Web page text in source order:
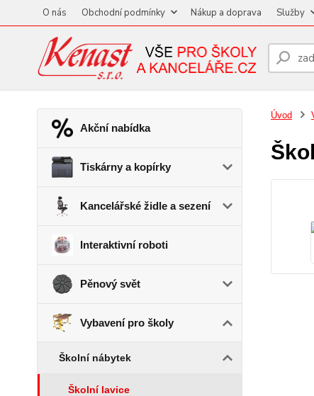
O nás Obchodní podmínky Nákup a doprava Služby
Akční nabídka
Tiskárny a kopírky
Kancelářské židle a sezení
Interaktivní roboti
Pěnový svět
Vybavení pro školy
Školní nábytek
Školní lavice
Úvod